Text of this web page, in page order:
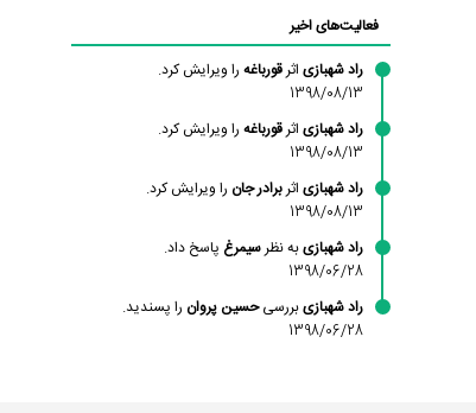
فعالیت‌های اخیر
راد شهبازیاثرقورباغهرا ویرایش کرد.
1398/08/13
راد شهبازیاثرقورباغهرا ویرایش کرد.
1398/08/13
راد شهبازیاثربرادر جان را ویرایش کرد.
1398/08/13
راد شهبازیبه نظرسیمرغ پاسخ داد.
1398/06/28
راد شهبازیبررسیحسین پروان را پسندید.
1398/06/28